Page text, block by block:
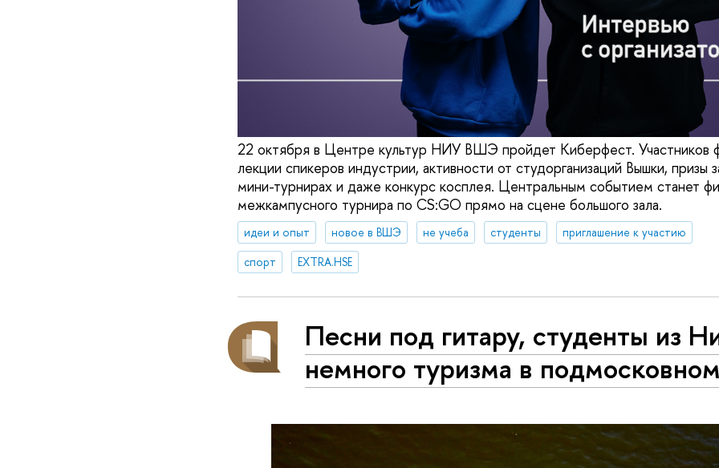
22 октября в Центре культур НИУ ВШЭ пройдет Киберфест. Участников
лекции спикеров индустрии, активности от студорганизаций Вышки, призы
мини-турнирах и даже конкурс косплея. Центральным событием станет
межкампусного турнира по CS:GO прямо на сцене большого зала.
идеи и опыт новое в ВШЭ не учеба студенты
приглашение к участию
спорт
EXTRA.HSE
Песни под гитару, студенты из
немного туризма в